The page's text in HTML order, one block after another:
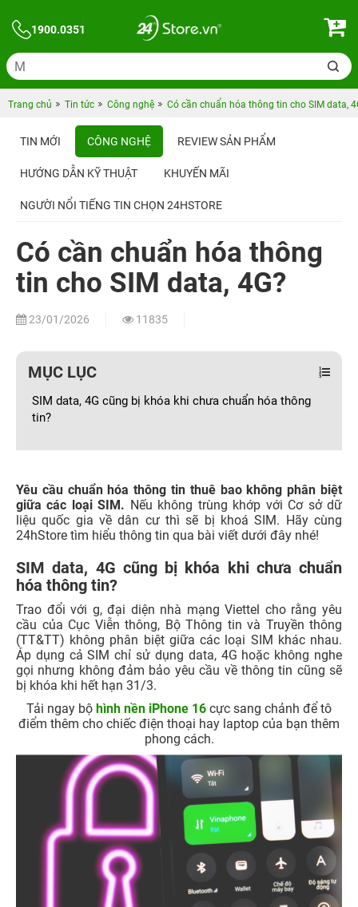
1900.0351
Trang chủ Tin tức Công nghệ Có cần chuẩn hóa thông tin cho SIM data,
TIN MỚI CÔNG NGHỆ REVIEW SẢN PHẨM
HƯỚNG DẪN KỸ THUẬT KHUYẾN MÃI
NGƯỜI NỔI TIẾNG TIN CHỌN 24HSTORE
Có cần chuẩn hóa thông
tin cho SIM data, 4G?
23/01/2026 11835
MỤC LỤC
SIM data, 4G cũng bị khóa khi chưa chuẩn hóa thông
tin?
Yêu cầu chuẩn hóa thông tin thuê bao không phân biệt
giữa các loại SIM. Nếu không trùng khớp với Cơ sở dữ
liệu quốc gia về dân cư thì sẽ bị khoá SIM. Hãy cùng
24hStore tìm hiểu thông tin qua bài viết dưới đây nhé!
SIM data, 4G cũng bị khóa khi chưa chuẩn
hóa thông tin?
Trao đổi với g, đại diện nhà mạng Viettel cho rằng yêu
cầu của Cục Viễn thông, Bộ Thông tin và Truyền thông
(TT&TT) không phân biệt giữa các loại SIM khác nhau.
Áp dụng cả SIM chỉ sử dụng data, 4G hoặc không nghe
gọi nhưng không đảm bảo yêu cầu về thông tin cũng sẽ
bị khóa khi hết hạn 31/3.
Tải ngay bộ hình nền iPhone 16 cực sang chảnh để tô
điểm thêm cho chiếc điện thoại hay laptop của bạn thêm
phong cách.